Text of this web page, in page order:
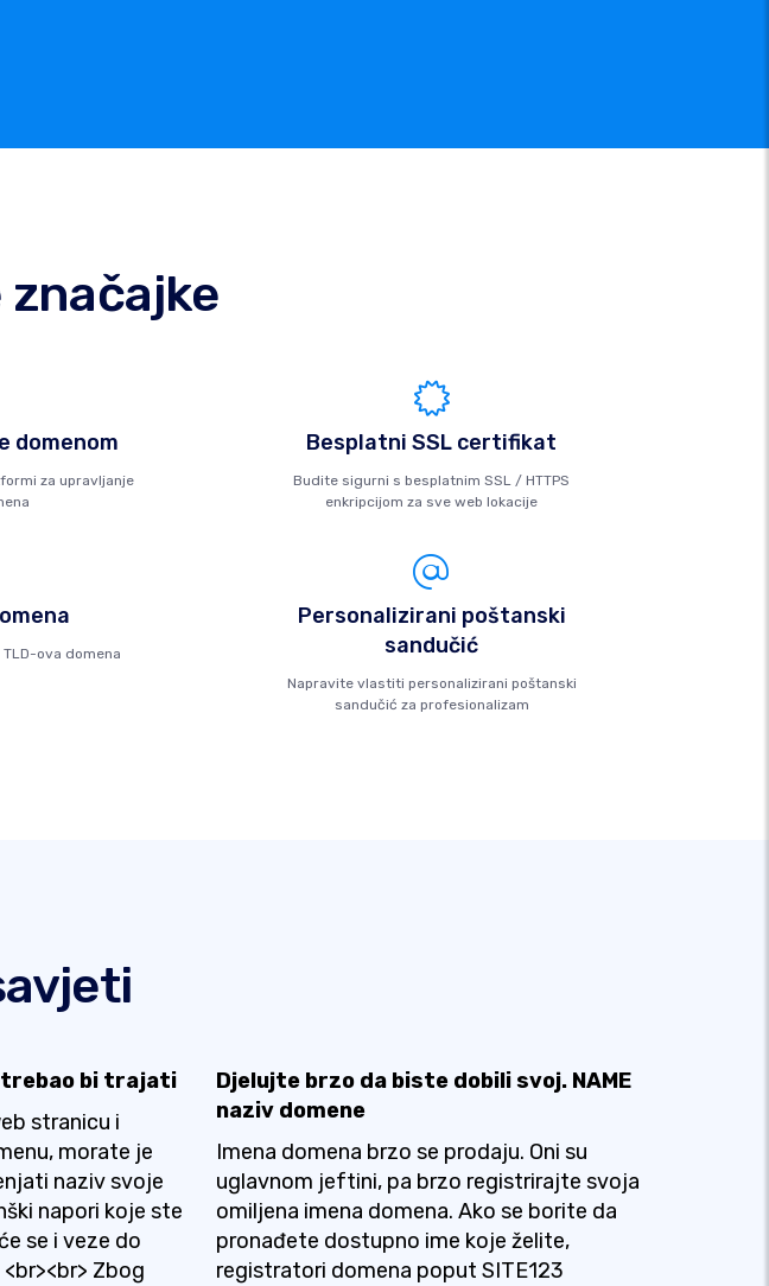
domenom
za upravljanje
Besplatni SSL certifikat
Budite sigurni s besplatnim SSL / HTTPS
enkripcijom za sve web lokacije
ova domena
Personalizirani poštanski
sandučić
Napravite vlastiti personalizirani poštanski
sandučić za profesionalizam
trebao bi trajati
stranicu i
morate je
naziv svoje
napori koje ste
se i veze do
Zbog
Djelujte brzo da biste dobili svoj. NAME
naziv domene
Imena domena brzo se prodaju. Oni su
uglavnom jeftini, pa brzo registrirajte svoja
omiljena imena domena. Ako se borite da
pronađete dostupno ime koje želite,
registratori domena poput SITE123